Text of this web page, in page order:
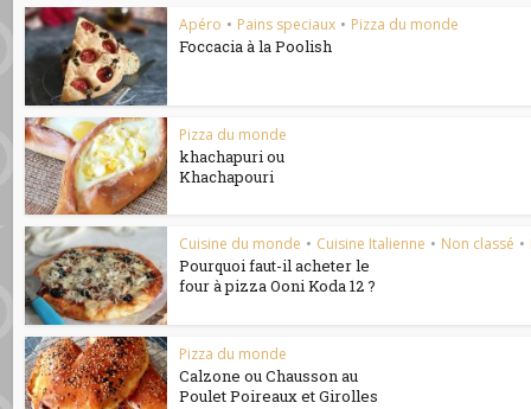
Apéro • Pains speciaux • Pizza du monde
Foccacia à la Poolish
Pizza du monde
khachapuri ou
Khachapouri
Cuisine du monde • Cuisine Italienne • Non classé •
Pourquoi faut-il acheter le
four à pizza Ooni Koda 12 ?
Pizza du monde
Calzone ou Chausson au
Poulet Poireaux et Girolles